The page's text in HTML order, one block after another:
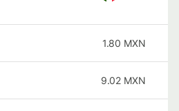
1.80 MXN
9.02 MXN